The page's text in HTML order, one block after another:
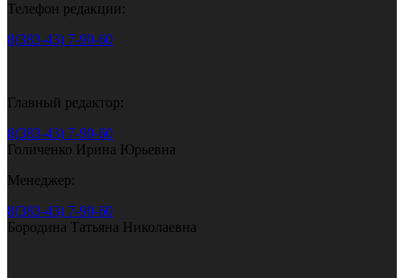
Телефон редакции:
8(383-43) 7-90-60
Главный редактор:
8(383-43) 7-90-60
Голиченко Ирина Юрьевна
Менеджер:
8(383-43) 7-90-60
Бородина Татьяна Николаевна